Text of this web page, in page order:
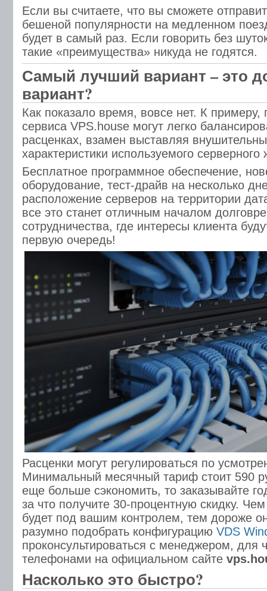
Если вы считаете, что вы сможете
бешеной популярности на медленном
будет в самый раз. Если говорить без
такие «преимущества» никуда не годятся.
Самый лучший вариант – это
вариант?
Как показало время, вовсе нет. К примеру,
сервиса VPS.house могут легко
расценках, взамен выставляя
характеристики используемого серверного
Бесплатное программное обеспечение,
оборудование, тест-драйв на несколько
расположение серверов на территории
все это станет отличным началом
сотрудничества, где интересы клиента
первую очередь!
Расценки могут регулироваться по
Минимальный месячный тариф стоит 590
еще больше сэкономить, то заказывайте
за что получите 30-процентную скидку.
будет под вашим контролем, тем дороже
разумно подобрать конфигурацию VDS
проконсультироваться с менеджером, для
телефонами на официальном сайте
Насколько это быстро?